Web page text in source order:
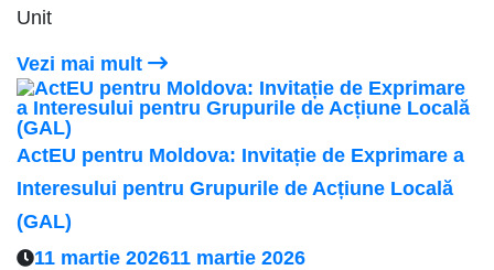
Unit
Vezi mai mult
ActEU pentru Moldova: Invitație de Exprimare a
Interesului pentru Grupurile de Acțiune Locală
(GAL)
11 martie 202611 martie 2026